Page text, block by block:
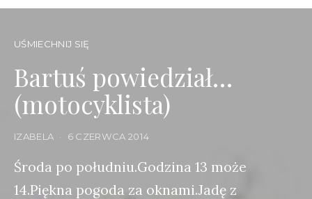
UŚMIECHNIJ SIĘ
Bartuś powiedział…
(motocyklista)
IZABELA 6 CZERWCA 2014
Środa po południu.Godzina 13 może
14.Piękna pogoda za oknami.Jadę z